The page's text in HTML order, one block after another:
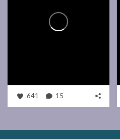
641 15